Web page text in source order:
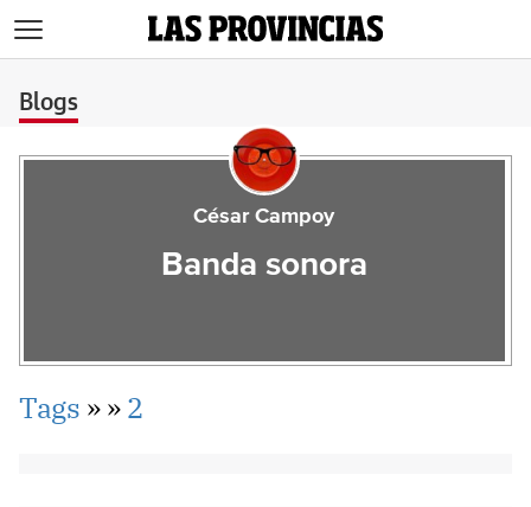
Blogs
César Campoy
Banda sonora
Tags »»2